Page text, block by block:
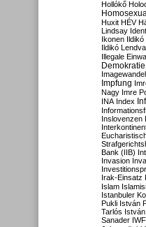
Hollókő
Huxit HÉV
Lindsay
Ikonen Ildikó
Ildikó
Illegale
Demokratie
Imagewandel
Impfung
Nagy Imre
INA Index
Inslovenzen
Bank (IIB)
Invasion
Irak-Einsatz
Islam
Istanbuler
Pukli István
Tarlós
Sanader IWF